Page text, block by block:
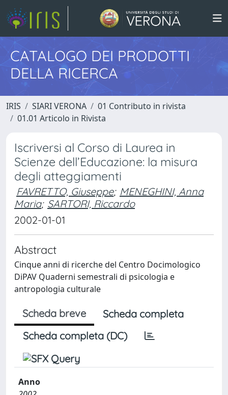
CATALOGO DEI PRODOTTI
DELLA RICERCA
IRIS SIARI VERONA
01 Contributo in rivista
01.01 Articolo in Rivista
Iscriversi al Corso di Laurea in
Scienze dell’Educazione: la misura
degli atteggiamenti
FAVRETTO, Giuseppe; MENEGHINI, Anna
Maria; SARTORI, Riccardo
2002-01-01
Abstract
Cinque anni di ricerche del Centro Docimologico
DiPAV Quaderni semestrali di psicologia e
antropologia culturale
Scheda breve
Scheda completa
Scheda completa (DC)
Anno